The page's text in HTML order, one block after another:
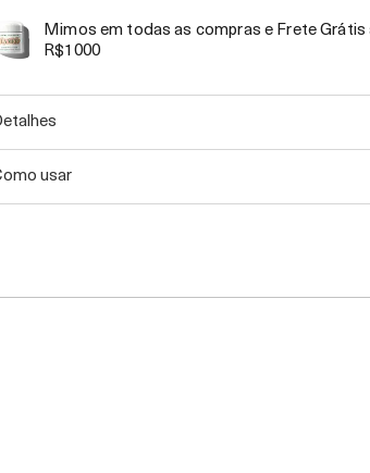
Mimos em todas as compras e Frete Grátis
R$1000
detalhes
como usar